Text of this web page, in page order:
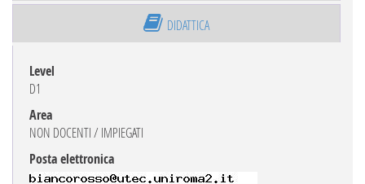
DIDATTICA
Level
D1
Area
NON DOCENTI / IMPIEGATI
Posta elettronica